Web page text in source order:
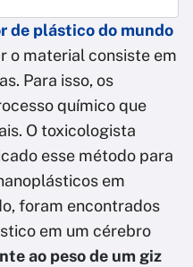
de plástico do mundo
o material consiste em
Para isso, os
químico que
O toxicologista
esse método para
em
foram encontrados
em um cérebro
ao peso de um giz